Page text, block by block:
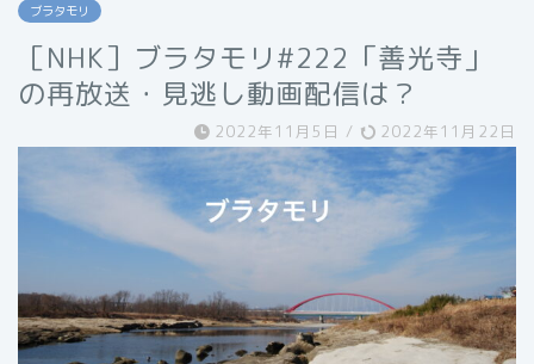
ブラタモリ
［NHK］ブラタモリ#222「善光寺」
の再放送・見逃し動画配信は？
2022年11月5日 / 2022年11月22日